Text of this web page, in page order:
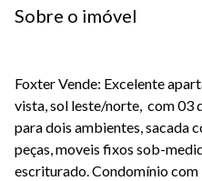
Sobre o imóvel
Foxter Vende: Excelente
vista, sol leste/norte, com 03
para dois ambientes, sacada
peças, moveis fixos sob-
escriturado. Condomínio